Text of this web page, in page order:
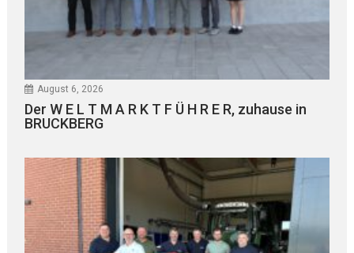
August 6, 2026
Der W E L T M A R K T F Ü H R E R, zuhause in
BRUCKBERG